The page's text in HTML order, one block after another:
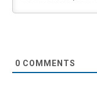
0 COMMENTS